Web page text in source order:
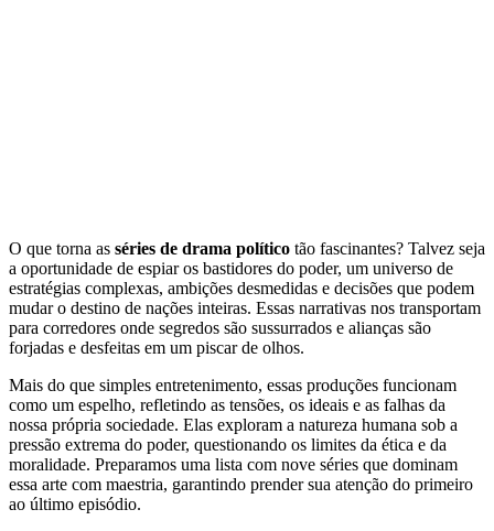
O que torna as séries de drama político tão fascinantes? Talvez seja
a oportunidade de espiar os bastidores do poder, um universo de
estratégias complexas, ambições desmedidas e decisões que podem
mudar o destino de nações inteiras. Essas narrativas nos transportam
para corredores onde segredos são sussurrados e alianças são
forjadas e desfeitas em um piscar de olhos.
Mais do que simples entretenimento, essas produções funcionam
como um espelho, refletindo as tensões, os ideais e as falhas da
nossa própria sociedade. Elas exploram a natureza humana sob a
pressão extrema do poder, questionando os limites da ética e da
moralidade. Preparamos uma lista com nove séries que dominam
essa arte com maestria, garantindo prender sua atenção do primeiro
ao último episódio.